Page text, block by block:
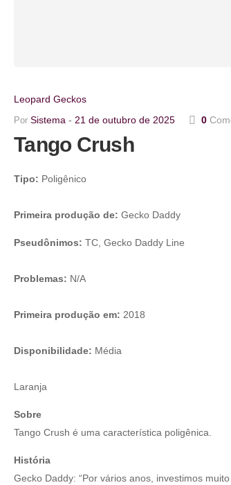
Leopard Geckos
Por Sistema 21 de outubro de 2025 0
Tango Crush
Tipo: Poligênico
Primeira produção de: Gecko Daddy
Pseudônimos: TC, Gecko Daddy Line
Problemas: N/A
Primeira produção em: 2018
Disponibilidade: Média
Laranja
Sobre
Tango Crush é uma característica poligênica.
História
Gecko Daddy: “Por vários anos, investimos